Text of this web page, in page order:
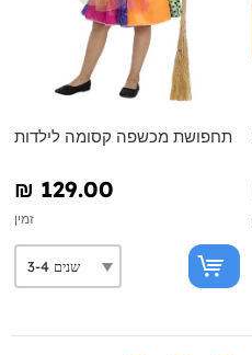
תחפושת מכשפה קסומה לילדות
₪‎ 129.00
זמין